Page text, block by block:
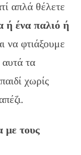
απλά θέλετε
ή ένα παλιό ή
να φτιάξουμε
τα
χωρίς
με τους